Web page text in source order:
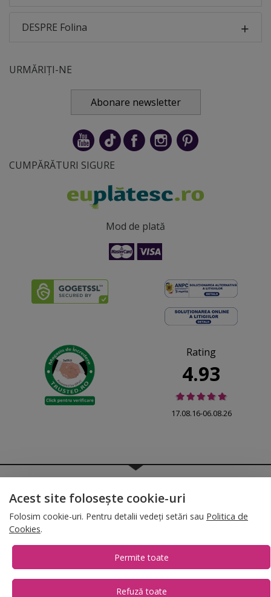
DESPRE Folina
URMĂRIȚI-NE
Abonare newsletter
CUMPĂRĂTURI SIGURE
Mod de plată
Rating
4.93
17.08.16-06.08.26
• Termene și condiții•Gestionează preferințe cookies
T:+4 0754.069.667
Acest site folosește cookie-uri
Folosim cookie-uri. Pentru detalii vedeți setări sau Politica de
Cookies.
Permite toate
Refuză toate